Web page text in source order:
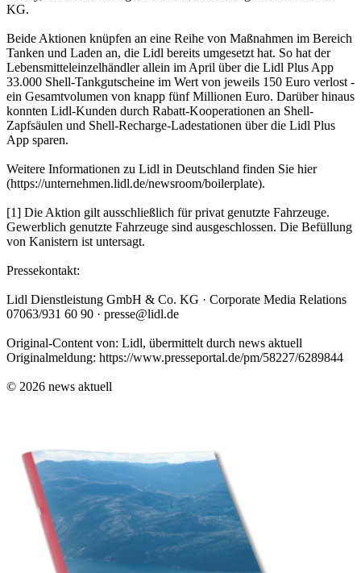
KG.
Beide Aktionen knüpfen an eine Reihe von Maßnahmen im Bereich
Tanken und Laden an, die Lidl bereits umgesetzt hat. So hat der
Lebensmitteleinzelhändler allein im April über die Lidl Plus App
33.000 Shell-Tankgutscheine im Wert von jeweils 150 Euro verlost -
ein Gesamtvolumen von knapp fünf Millionen Euro. Darüber hinaus
konnten Lidl-Kunden durch Rabatt-Kooperationen an Shell-
Zapfsäulen und Shell-Recharge-Ladestationen über die Lidl Plus
App sparen.
Weitere Informationen zu Lidl in Deutschland finden Sie hier
(https://unternehmen.lidl.de/newsroom/boilerplate).
[1] Die Aktion gilt ausschließlich für privat genutzte Fahrzeuge.
Gewerblich genutzte Fahrzeuge sind ausgeschlossen. Die Befüllung
von Kanistern ist untersagt.
Pressekontakt:
Lidl Dienstleistung GmbH & Co. KG · Corporate Media Relations
07063/931 60 90 · presse@lidl.de
Original-Content von: Lidl, übermittelt durch news aktuell
Originalmeldung: https://www.presseportal.de/pm/58227/6289844
© 2026 news aktuell